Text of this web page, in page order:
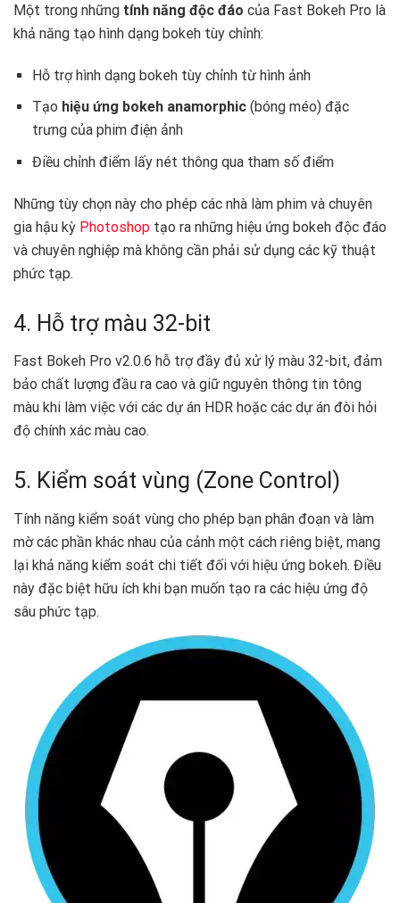
Một trong những tính năng độc đáo của Fast Bokeh Pro là
khả năng tạo hình dạng bokeh tùy chỉnh:
Hỗ trợ hình dạng bokeh tùy chỉnh từ hình ảnh
Tạo hiệu ứng bokeh anamorphic(bóng méo) đặc
trưng của phim điện ảnh
Điều chỉnh điểm lấy nét thông qua tham số điểm
Những tùy chọn này cho phép các nhà làm phim và chuyên
gia hậu kỳ Photoshop tạo ra những hiệu ứng bokeh độc đáo
và chuyên nghiệp mà không cần phải sử dụng các kỹ thuật
phức tạp.
4. Hỗ trợ màu 32-bit
Fast Bokeh Pro v2.0.6 hỗ trợ đầy đủ xử lý màu 32-bit, đảm
bảo chất lượng đầu ra cao và giữ nguyên thông tin tông
màu khi làm việc với các dự án HDR hoặc các dự án đòi hỏi
độ chính xác màu cao.
5. Kiểm soát vùng (Zone Control)
Tính năng kiểm soát vùng cho phép bạn phân đoạn và làm
mờ các phần khác nhau của cảnh một cách riêng biệt, mang
lại khả năng kiểm soát chi tiết đối với hiệu ứng bokeh. Điều
này đặc biệt hữu ích khi bạn muốn tạo ra các hiệu ứng độ
sâu phức tạp.